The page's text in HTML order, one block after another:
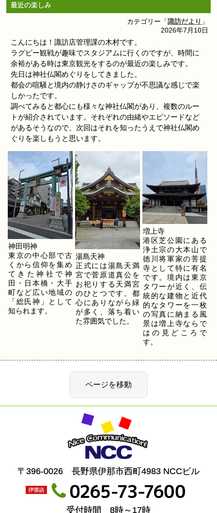
最近の楽しみ
カテゴリー「諏訪だより 」
2026年7月10日
こんにちは！諏訪店管理課の木村です。
ラグビー観戦が趣味でスタジアムに行くのですが、時間に
余裕がある時は東京観光をするのが最近の楽しみです。
先日は神社仏閣めぐりをしてきました。
都会の喧騒と境内の静けさのギャップが不思議な感じで楽
しかったです。
調べてみると都心にも様々な神社仏閣があり、複数のルー
トが紹介されています。それぞれの由緒やエピソードなど
があるそうなので、次回はそれを知ったうえで神社仏閣め
ぐりを楽しもうと思います。
神田明神
東京の中心部で古
くから信仰を集め
てきた神社で神
田・日本橋・大手
町など広い地域の
「総氏神」として
知られます。
湯島天神
正式には湯島天満
宮で菅原道真公を
お祀りする天満宮
のひとつです。都
心にありながら緑
が多く、落ち着い
た雰囲気でした。
増上寺
港区芝公園にある
浄土宗の大本山で
徳川将軍家の菩提
寺として特に有名
です。境内は東京
タワーが近く、伝
統的な建物と近代
的なタワーを一枚
の写真に納まる風
景は増上寺ならで
はの見どころで
す。
〒396-0026 長野県伊那市西町4983 NCCビル
受付時間 8時～17時